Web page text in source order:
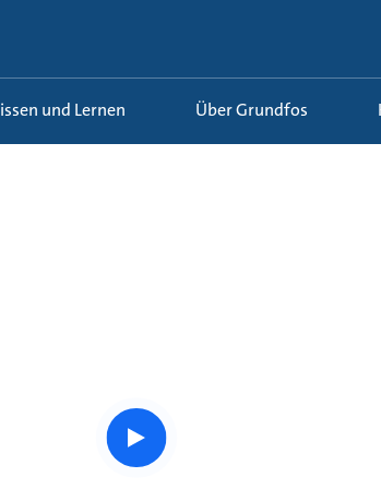
Wissen und Lernen Über Grundfos
Watch
the